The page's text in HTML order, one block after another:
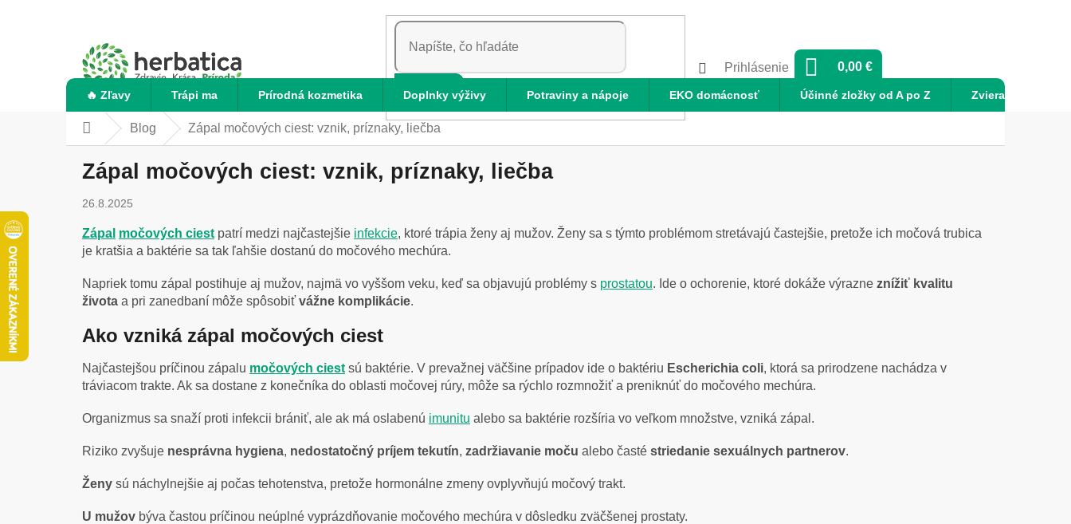
HĽADAŤ
Prihlásenie
NÁKUPNÝ
0,00 €
🔥 Zľavy Trápi ma Prírodná kozmetika Doplnky výživy Potraviny a nápoje EKO domácnosť Účinné zložky od A po Z Zvieratá
DomovBlog Zápal močových ciest: vznik, príznaky, liečba
Zápal močových ciest: vznik, príznaky, liečba
26.8.2025
Zápal močových ciest patrí medzi najčastejšie infekcie, ktoré trápia ženy aj mužov. Ženy sa s týmto problémom stretávajú častejšie, pretože ich močová trubica
je kratšia a baktérie sa tak ľahšie dostanú do močového mechúra.
Napriek tomu zápal postihuje aj mužov, najmä vo vyššom veku, keď sa objavujú problémy s prostatou. Ide o ochorenie, ktoré dokáže výrazne znížiť kvalitu
života a pri zanedbaní môže spôsobiť vážne komplikácie.
Ako vzniká zápal močových ciest
Najčastejšou príčinou zápalu močových ciest sú baktérie. V prevažnej väčšine prípadov ide o baktériu Escherichia coli, ktorá sa prirodzene nachádza v
tráviacom trakte. Ak sa dostane z konečníka do oblasti močovej rúry, môže sa rýchlo rozmnožiť a preniknúť do močového mechúra.
Organizmus sa snaží proti infekcii brániť, ale ak má oslabenú imunitu alebo sa baktérie rozšíria vo veľkom množstve, vzniká zápal.
Riziko zvyšuje nesprávna hygiena, nedostatočný príjem tekutín, zadržiavanie moču alebo časté striedanie sexuálnych partnerov.
Ženy sú náchylnejšie aj počas tehotenstva, pretože hormonálne zmeny ovplyvňujú močový trakt.
U mužov býva častou príčinou neúplné vyprázdňovanie močového mechúra v dôsledku zväčšenej prostaty.